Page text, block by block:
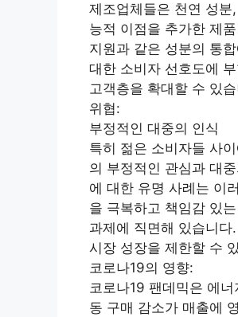
제조업체들은 천연 성
능적 이점을 추가한 제
지원과 같은 성분의 통
대한 소비자 선호도에
고객층을 확대할 수 있
위협:
부정적인 대중의 인식
특히 젊은 소비자들 사
의 부정적인 관심과 대
에 대한 유명 사례는 이
을 극복하고 책임감 있
과제에 직면해 있습니
시장 성장을 제한할 수
코로나19의 영향:
코로나19 팬데믹은 에
동 구매 감소가 매출에